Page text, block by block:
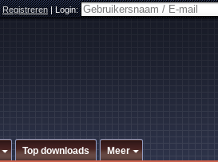
Registreren|Login:
Top downloads Meer